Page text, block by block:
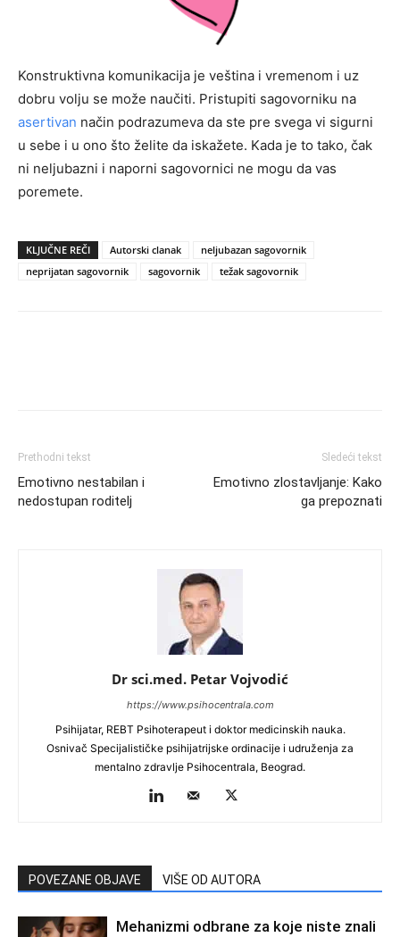
Konstruktivna komunikacija je veština i vremenom i uz
dobru volju se može naučiti. Pristupiti sagovorniku na
asertivan način podrazumeva da ste pre svega vi sigurni
u sebe i u ono što želite da iskažete. Kada je to tako, čak
ni neljubazni i naporni sagovornici ne mogu da vas
poremete.
KLJUČNE REČI Autorski clanak
neljubazan sagovornik
neprijatan sagovornik
sagovornik težak sagovornik
Prethodni tekst
Emotivno nestabilan i
nedostupan roditelj
Sledeći tekst
Emotivno zlostavljanje: Kako
ga prepoznati
Dr sci.med. Petar Vojvodić
https://www.psihocentrala.com
Psihijatar, REBT Psihoterapeut i doktor medicinskih nauka.
Osnivač Specijalističke psihijatrijske ordinacije i udruženja za
mentalno zdravlje Psihocentrala, Beograd.
POVEZANE OBJAVE VIŠE OD AUTORA
Mehanizmi odbrane za koje niste znali